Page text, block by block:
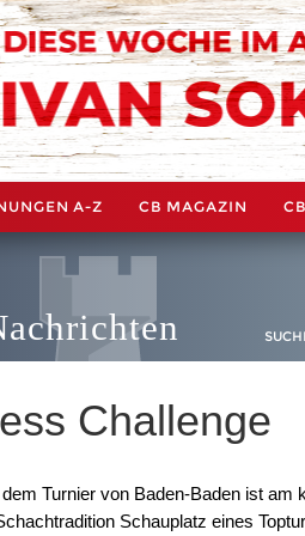
A-Z CB MAGAZIN
Challenge
Turnier von Baden-Baden ist
Schauplatz eines